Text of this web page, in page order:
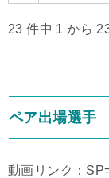
23 件中 1 から
ペア出場選手
動画リンク：